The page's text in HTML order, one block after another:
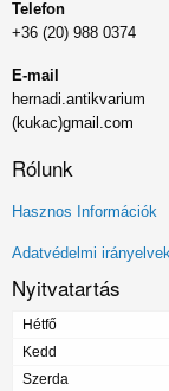
Telefon
+36 (20) 988 0374
E-mail
hernadi.antikvarium
(kukac)gmail.com
Rólunk
Lábléc
menü
Hasznos Információk
Adatvédelmi
Nyitvatartás
Hétfő
Kedd
Szerda